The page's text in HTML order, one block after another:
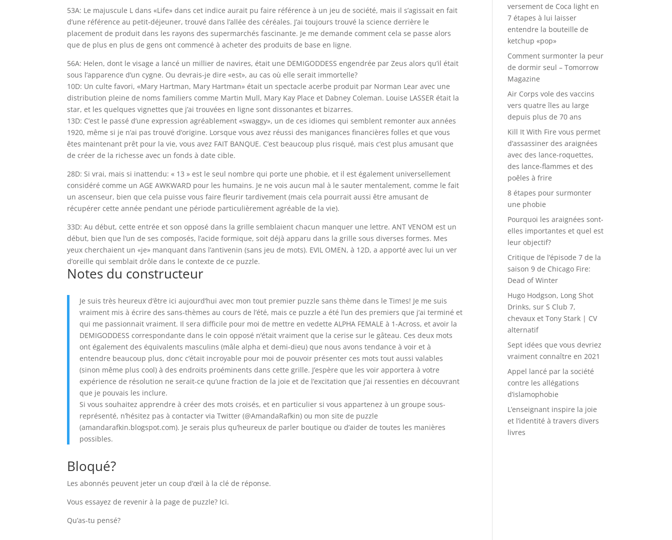
53A: Le majuscule L dans «Life» dans cet indice aurait pu faire référence à un jeu de société, mais il s’agissait en fait
d’une référence au petit-déjeuner, trouvé dans l’allée des céréales. J’ai toujours trouvé la science derrière le
placement de produit dans les rayons des supermarchés fascinante. Je me demande comment cela se passe alors
que de plus en plus de gens ont commencé à acheter des produits de base en ligne.
56A: Helen, dont le visage a lancé un millier de navires, était une DEMIGODDESS engendrée par Zeus alors qu’il était
sous l’apparence d’un cygne. Ou devrais-je dire «est», au cas où elle serait immortelle?
10D: Un culte favori, «Mary Hartman, Mary Hartman» était un spectacle acerbe produit par Norman Lear avec une
distribution pleine de noms familiers comme Martin Mull, Mary Kay Place et Dabney Coleman. Louise LASSER était la
star, et les quelques vignettes que j’ai trouvées en ligne sont dissonantes et bizarres.
13D: C’est le passé d’une expression agréablement «swaggy», un de ces idiomes qui semblent remonter aux années
1920, même si je n’ai pas trouvé d’origine. Lorsque vous avez réussi des manigances financières folles et que vous
êtes maintenant prêt pour la vie, vous avez FAIT BANQUE. C’est beaucoup plus risqué, mais c’est plus amusant que
de créer de la richesse avec un fonds à date cible.
28D: Si vrai, mais si inattendu: « 13 » est le seul nombre qui porte une phobie, et il est également universellement
considéré comme un AGE AWKWARD pour les humains. Je ne vois aucun mal à le sauter mentalement, comme le fait
un ascenseur, bien que cela puisse vous faire fleurir tardivement (mais cela pourrait aussi être amusant de
récupérer cette année pendant une période particulièrement agréable de la vie).
33D: Au début, cette entrée et son opposé dans la grille semblaient chacun manquer une lettre. ANT VENOM est un
début, bien que l’un de ses composés, l’acide formique, soit déjà apparu dans la grille sous diverses formes. Mes
yeux cherchaient un «je» manquant dans l’antivenin (sans jeu de mots). EVIL OMEN, à 12D, a apporté avec lui un ver
d’oreille qui semblait drôle dans le contexte de ce puzzle.
Notes du constructeur
Je suis très heureux d’être ici aujourd’hui avec mon tout premier puzzle sans thème dans le Times! Je me suis
vraiment mis à écrire des sans-thèmes au cours de l’été, mais ce puzzle a été l’un des premiers que j’ai terminé et
qui me passionnait vraiment. Il sera difficile pour moi de mettre en vedette ALPHA FEMALE à 1-Across, et avoir la
DEMIGODDESS correspondante dans le coin opposé n’était vraiment que la cerise sur le gâteau. Ces deux mots
ont également des équivalents masculins (mâle alpha et demi-dieu) que nous avons tendance à voir et à
entendre beaucoup plus, donc c’était incroyable pour moi de pouvoir présenter ces mots tout aussi valables
(sinon même plus cool) à des endroits proéminents dans cette grille. J’espère que les voir apportera à votre
expérience de résolution ne serait-ce qu’une fraction de la joie et de l’excitation que j’ai ressenties en découvrant
que je pouvais les inclure.
Si vous souhaitez apprendre à créer des mots croisés, et en particulier si vous appartenez à un groupe sous-
représenté, n’hésitez pas à contacter via Twitter (@AmandaRafkin) ou mon site de puzzle
(amandarafkin.blogspot.com). Je serais plus qu’heureux de parler boutique ou d’aider de toutes les manières
possibles.
Bloqué?
Les abonnés peuvent jeter un coup d’œil à la clé de réponse.
Vous essayez de revenir à la page de puzzle? Ici.
Qu’as-tu pensé?
versement de Coca light en
7 étapes à lui laisser
entendre la bouteille de
ketchup «pop»
Comment surmonter la peur
de dormir seul – Tomorrow
Magazine
Air Corps vole des vaccins
vers quatre îles au large
depuis plus de 70 ans
Kill It With Fire vous permet
d’assassiner des araignées
avec des lance-roquettes,
des lance-flammes et des
poêles à frire
8 étapes pour surmonter
une phobie
Pourquoi les araignées sont-
elles importantes et quel est
leur objectif?
Critique de l’épisode 7 de la
saison 9 de Chicago Fire:
Dead of Winter
Hugo Hodgson, Long Shot
Drinks, sur S Club 7,
chevaux et Tony Stark | CV
alternatif
Sept idées que vous devriez
vraiment connaître en 2021
Appel lancé par la société
contre les allégations
d’islamophobie
L’enseignant inspire la joie
et l’identité à travers divers
livres